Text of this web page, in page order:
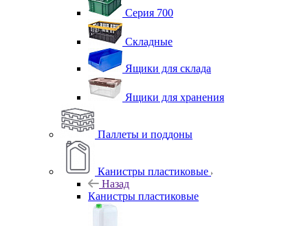
Серия 700
Складные
Ящики для склада
Ящики для хранения
Паллеты и поддоны
Канистры пластиковые
Назад
Канистры пластиковые